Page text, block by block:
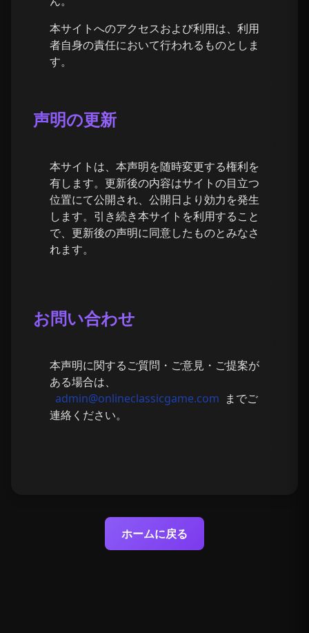
本サイトへのアクセスおよび利用は、利用
者自身の責任において行われるものとしま
す。
声明の更新
本サイトは、本声明を随時変更する権利を
有します。更新後の内容はサイトの目立つ
位置にて公開され、公開日より効力を発生
します。引き続き本サイトを利用すること
で、更新後の声明に同意したものとみなさ
れます。
お問い合わせ
本声明に関するご質問・ご意見・ご提案が
ある場合は、
admin@onlineclassicgame.com までご
連絡ください。
ホームに戻る